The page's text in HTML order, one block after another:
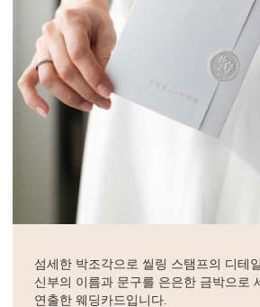
섬세한 박조각으로 씰링 스탬프의 디테
신부의 이름과 문구를 은은한 금박으로
연출한 웨딩카드입니다.